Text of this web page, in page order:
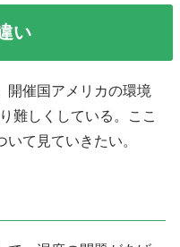
い
開催国アメリカの環境
難しくしている。ここ
て見ていきたい。